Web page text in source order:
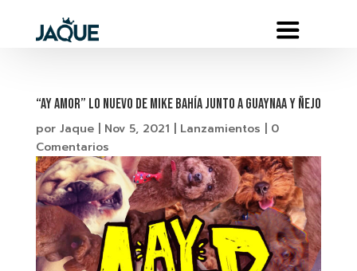
“AY AMOR” LO NUEVO DE MIKE BAHÍA JUNTO A GUAYNAA Y ÑEJO
por Jaque| Nov 5, 2021 Lanzamientos
0
Comentarios